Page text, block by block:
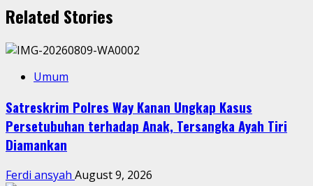
Related Stories
Umum
Satreskrim Polres Way Kanan Ungkap Kasus
Persetubuhan terhadap Anak, Tersangka Ayah Tiri
Diamankan
Ferdi ansyah August 9, 2026